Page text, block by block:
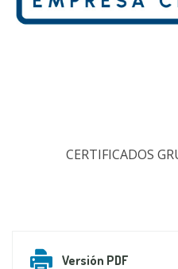
CERTIFICADOS
Versión PDF